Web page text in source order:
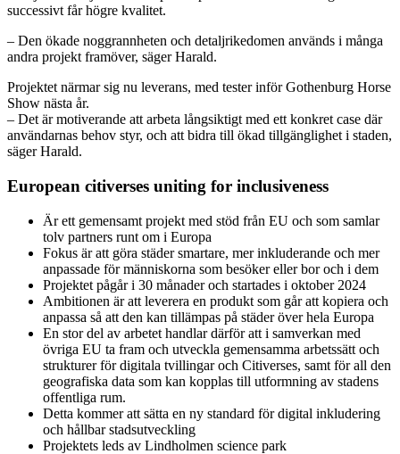
successivt får högre kvalitet.
– Den ökade noggrannheten och detaljrikedomen används i många
andra projekt framöver, säger Harald.
Projektet närmar sig nu leverans, med tester inför Gothenburg Horse
Show nästa år.
– Det är motiverande att arbeta långsiktigt med ett konkret case där
användarnas behov styr, och att bidra till ökad tillgänglighet i staden,
säger Harald.
European citiverses uniting for inclusiveness
Är ett gemensamt projekt med stöd från EU och som samlar
tolv partners runt om i Europa
Fokus är att göra städer smartare, mer inkluderande och mer
anpassade för människorna som besöker eller bor och i dem
Projektet pågår i 30 månader och startades i oktober 2024
Ambitionen är att leverera en produkt som går att kopiera och
anpassa så att den kan tillämpas på städer över hela Europa
En stor del av arbetet handlar därför att i samverkan med
övriga EU ta fram och utveckla gemensamma arbetssätt och
strukturer för digitala tvillingar och Citiverses, samt för all den
geografiska data som kan kopplas till utformning av stadens
offentliga rum.
Detta kommer att sätta en ny standard för digital inkludering
och hållbar stadsutveckling
Projektets leds av Lindholmen science park